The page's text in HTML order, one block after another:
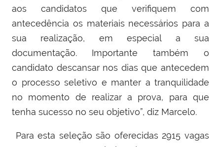
aos candidatos que verifiquem com
antecedência os materiais necessários para a
sua realização, em especial a sua
documentação.
Importante também o
candidato descansar nos dias que antecedem
o processo seletivo e manter a tranquilidade
no momento de realizar a prova, para que
tenha sucesso no seu objetivo”, diz Marcelo.
Para esta seleção são oferecidas 2915 vagas